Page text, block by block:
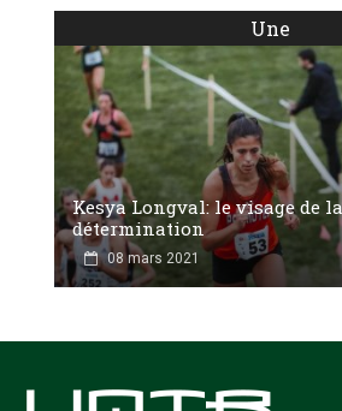
Une
Kesya Longval: le visage de la
détermination
08 mars 2021